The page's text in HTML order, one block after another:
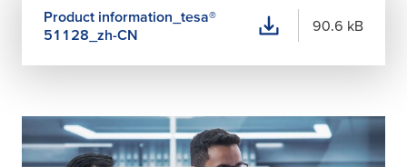
Product information_ tesa®
51128_zh-CN
90.6 kB